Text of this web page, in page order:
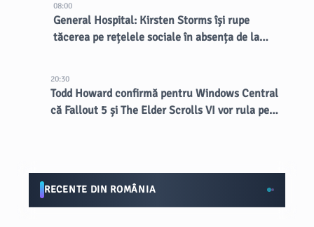
08:00
General Hospital: Kirsten Storms își rupe
tăcerea pe rețelele sociale în absența de la
20:30
Todd Howard confirmă pentru Windows Central
că Fallout 5 și The Elder Scrolls VI vor rula pe
RECENTE DIN ROMÂNIA